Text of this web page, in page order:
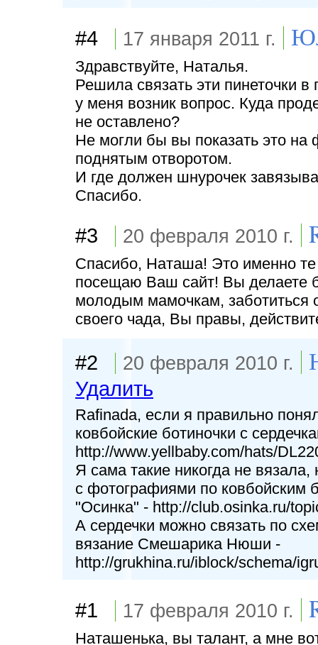
#4 17 января 2011 г.
Здравствуйте, Наталья.
Решила связать эти пинеточки
у меня возник вопрос. Куда
не оставлено?
Не могли бы вы показать это на
поднятым отворотом.
И где должен шнурочек
Спасибо.
#3 20 февраля 2010 г.
Спасибо, Наташа! Это именно
посещаю Ваш сайт! Вы делаете
молодым мамочкам, заботиться
своего чада, Вы правы,
#2 20 февраля 2010 г.
Удалить
Rafinada, если я правильно
ковбойские ботиночки с
http://www.yellbaby.com/hats/
Я сама такие никогда не
с фотографиями по ковбойским
"Осинка" - http://club.osinka.ru/
А сердечки можно связать по
вязание Смешарика Нюши -
http://grukhina.ru/iblock/schema/
#1 17 февраля 2010 г.
Наташенька, вы талант, а мне